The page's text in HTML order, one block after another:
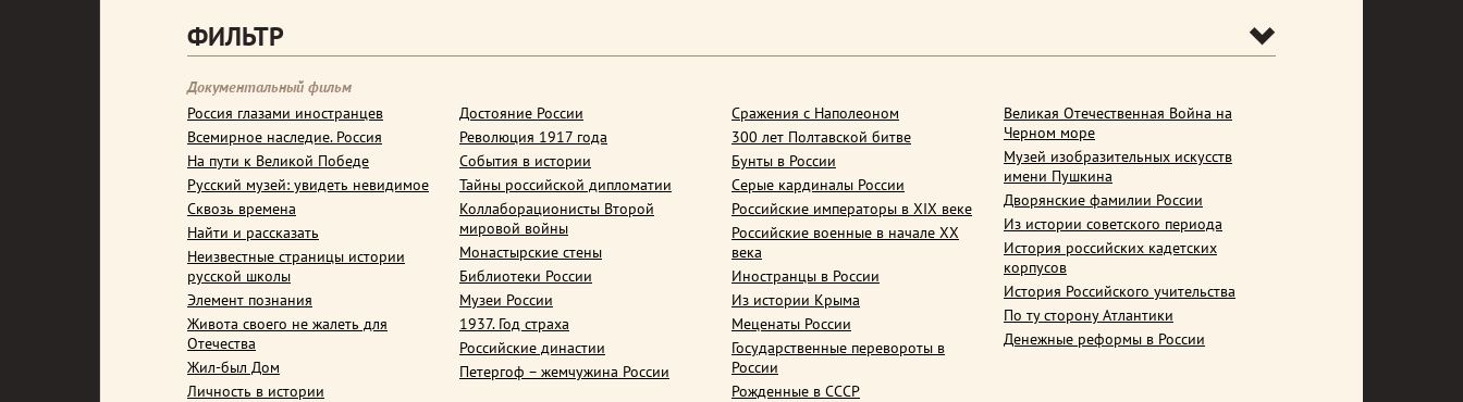
ФИЛЬТР
Документальный фильм
Россия глазами иностранцев
Всемирное наследие. Россия
На пути к Великой Победе
Русский музей: увидеть невидимое
Сквозь времена
Найти и рассказать
Неизвестные страницы истории
русской школы
Элемент познания
Живота своего не жалеть для
Отечества
Жил-был Дом
Личность в истории
Достояние России
Революция 1917 года
События в истории
Тайны российской дипломатии
Коллаборационисты Второй
мировой войны
Монастырские стены
Библиотеки России
Музеи России
1937. Год страха
Российские династии
Петергоф – жемчужина России
Сражения с Наполеоном
300 лет Полтавской битве
Бунты в России
Серые кардиналы России
Российские императоры в XIX веке
Российские военные в начале ХХ
века
Иностранцы в России
Из истории Крыма
Меценаты России
Государственные перевороты в
России
Рожденные в СССР
Великая Отечественная Война на
Черном море
Музей изобразительных искусств
имени Пушкина
Дворянские фамилии России
Из истории советского периода
История российских кадетских
корпусов
История Российского учительства
По ту сторону Атлантики
Денежные реформы в России